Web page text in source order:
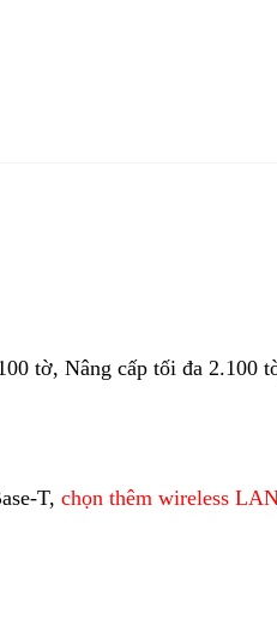
tờ, Nâng cấp tối đa 2.100
T, chọn thêm wireless